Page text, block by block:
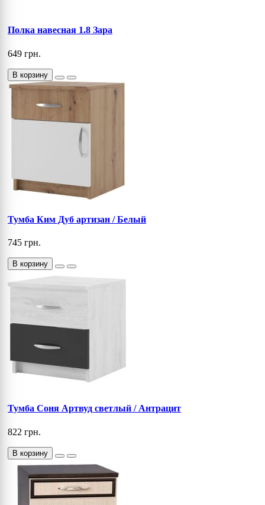
Полка навесная 1.8 Зара
649 грн.
В корзину
Тумба Ким Дуб артизан / Белый
745 грн.
В корзину
Тумба Соня Артвуд светлый / Антрацит
822 грн.
В корзину